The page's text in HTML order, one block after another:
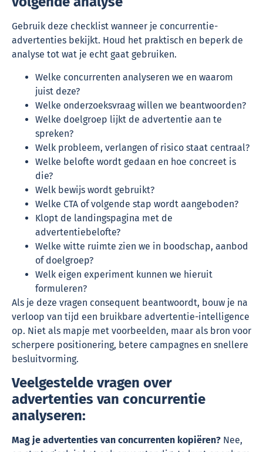
Gebruik deze checklist wanneer je concurrentie-
advertenties bekijkt. Houd het praktisch en beperk de
analyse tot wat je echt gaat gebruiken.
Welke concurrenten analyseren we en waarom
juist deze?
Welke onderzoeksvraag willen we beantwoorden?
Welke doelgroep lijkt de advertentie aan te
spreken?
Welk probleem, verlangen of risico staat centraal?
Welke belofte wordt gedaan en hoe concreet is
die?
Welk bewijs wordt gebruikt?
Welke CTA of volgende stap wordt aangeboden?
Klopt de landingspagina met de
advertentiebelofte?
Welke witte ruimte zien we in boodschap, aanbod
of doelgroep?
Welk eigen experiment kunnen we hieruit
formuleren?
Als je deze vragen consequent beantwoordt, bouw je na
verloop van tijd een bruikbare advertentie-intelligence
op. Niet als mapje met voorbeelden, maar als bron voor
scherpere positionering, betere campagnes en snellere
besluitvorming.
Veelgestelde vragen over
advertenties van concurrentie
analyseren:
Mag je advertenties van concurrenten kopiëren? Nee,